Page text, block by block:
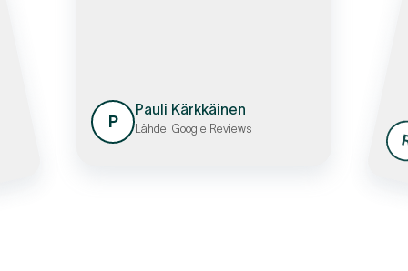
P
Pauli Kärkkäinen
Lähde: Google Reviews